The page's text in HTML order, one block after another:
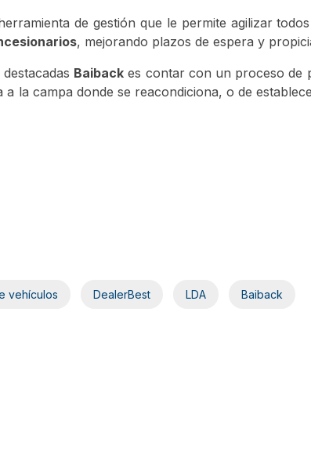
de gestión que le permite agilizar
, mejorando plazos de espera y
Baiback es contar con un proceso de
a la campa donde se reacondiciona, o de
vehículos DealerBest LDA Baiback
en Madrid los 200.000 usuarios